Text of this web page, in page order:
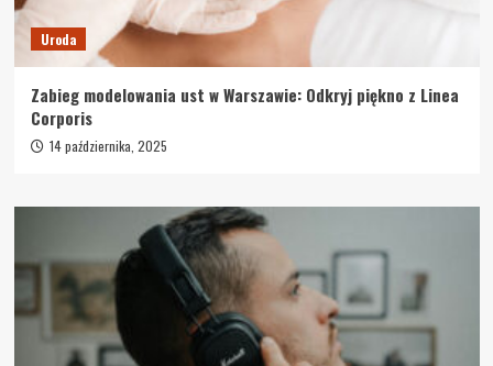
Uroda
Zabieg modelowania ust w Warszawie: Odkryj piękno z Linea
Corporis
14 października, 2025